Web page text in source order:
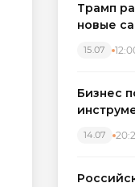
Трамп
новые
15.07
Бизнес
14.07